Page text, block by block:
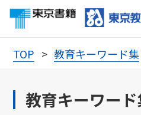
TOP 教育キーワード集
教育キーワー